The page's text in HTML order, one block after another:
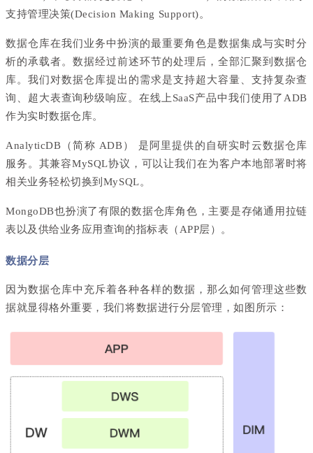
支持管理决策(Decision Making Support)。
数据仓库在我们业务中扮演的最重要角色是数据集成与实时分
析的承载者。数据经过前述环节的处理后，全部汇聚到数据仓
库。我们对数据仓库提出的需求是支持超大容量、支持复杂查
询、超大表查询秒级响应。在线上SaaS产品中我们使用了ADB
作为实时数据仓库。
AnalyticDB（简称 ADB） 是阿里提供的自研实时云数据仓库
服务。其兼容MySQL协议，可以让我们在为客户本地部署时将
相关业务轻松切换到MySQL。
MongoDB也扮演了有限的数据仓库角色，主要是存储通用拉链
表以及供给业务应用查询的指标表（APP层）。
数据分层
因为数据仓库中充斥着各种各样的数据，那么如何管理这些数
据就显得格外重要，我们将数据进行分层管理，如图所示：